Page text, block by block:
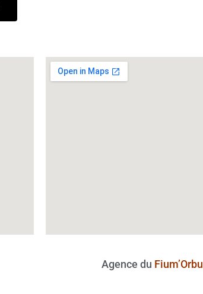
Agence du Fium’Orbu